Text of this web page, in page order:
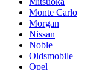
Monte Carlo
Morgan
Nissan
Noble
Oldsmobile
Opel